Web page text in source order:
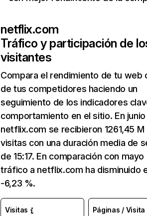
netflix.com
Tráfico y participación de
visitantes
Compara el rendimiento de tu web
de tus competidores haciendo un
seguimiento de los indicadores
comportamiento en el sitio. En junio
netflix.com se recibieron 1261,45 M
visitas con una duración media de
de 15:17. En comparación con mayo
tráfico a netflix.com ha disminuido
-6,23 %.
Visitas Páginas / Visita